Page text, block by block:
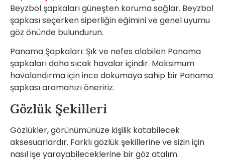
Beyzbol şapkaları güneşten koruma sağlar. Beyzbol
şapkası seçerken siperliğin eğimini ve genel uyumu
göz önünde bulundurun.
Panama Şapkaları: Şık ve nefes alabilen Panama
şapkaları daha sıcak havalar içindir. Maksimum
havalandırma için ince dokumaya sahip bir Panama
şapkası aramanızı öneririz.
Gözlük Şekilleri
Gözlükler, görünümünüze kişilik katabilecek
aksesuarlardır. Farklı gözlük şekillerine ve sizin için
nasıl işe yarayabileceklerine bir göz atalım.